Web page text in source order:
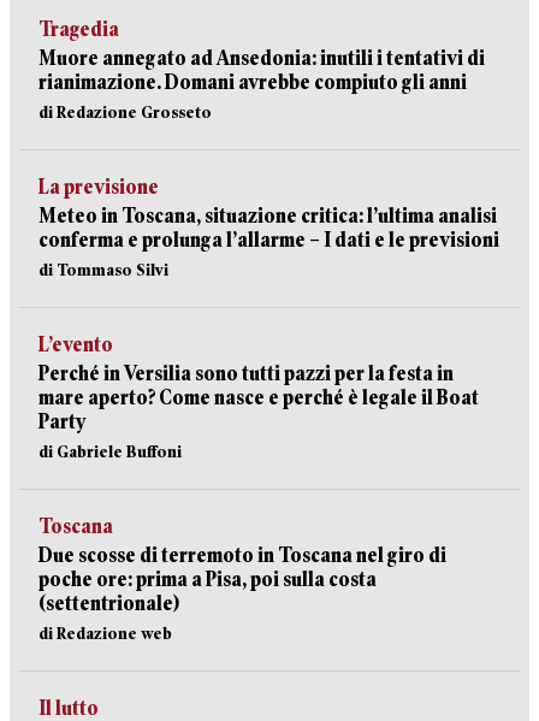
Tragedia
Muore annegato ad Ansedonia: inutili i tentativi di
rianimazione. Domani avrebbe compiuto gli anni
di Redazione Grosseto
La previsione
Meteo in Toscana, situazione critica: l’ultima analisi
conferma e prolunga l’allarme – I dati e le previsioni
di Tommaso Silvi
L’evento
Perché in Versilia sono tutti pazzi per la festa in
mare aperto? Come nasce e perché è legale il Boat
Party
di Gabriele Buffoni
Toscana
Due scosse di terremoto in Toscana nel giro di
poche ore: prima a Pisa, poi sulla costa
(settentrionale)
di Redazione web
Il lutto